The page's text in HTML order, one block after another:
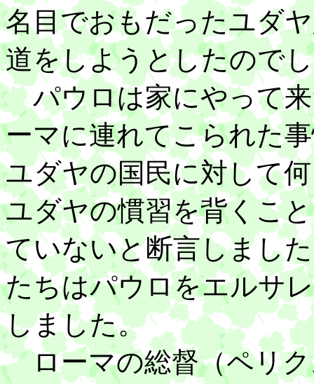
名目でおもだったユダ
道をしようとしたので
パウロは家にやって来
ーマに連れてこられた
ユダヤの国民に対して
ユダヤの慣習を背くこ
ていないと断言しまし
たちはパウロをエルサ
しました。
ローマの総督（ペリク